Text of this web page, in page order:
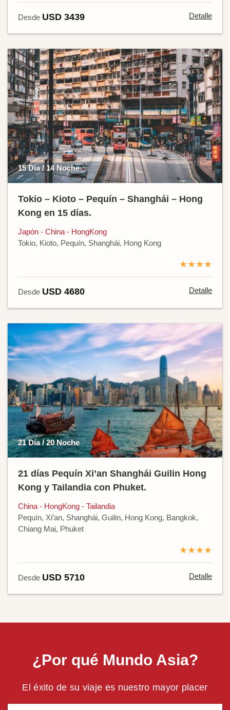
Desde USD 3439 Detalle
15 Día / 14 Noche
Tokio – Kioto – Pequín – Shanghái – Hong
Kong en 15 días.
Japón - China - HongKong
Tokio, Kioto, Pequín, Shanghái, Hong Kong
★★★★
Desde USD 4680 Detalle
21 Día / 20 Noche
21 días Pequín Xi’an Shanghái Guilin Hong
Kong y Tailandia con Phuket.
China - HongKong - Tailandia
Pequín, Xi’an, Shanghái, Guilin, Hong Kong, Bangkok,
Chiang Mai, Phuket
★★★★
Desde USD 5710 Detalle
¿Por qué Mundo Asia?
El éxito de su viaje es nuestro mayor placer